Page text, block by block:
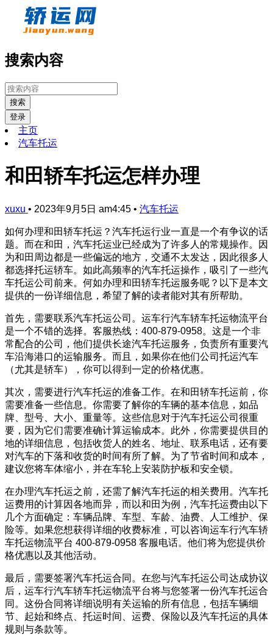
搜索内容
搜索
登录
主页
汽车托运
和田轿车托运怎样办理
xuxu • 2023年9月5日 am4:45 • 汽车托运
如何办理和田轿车托运？汽车托运行业一直是一个有争议的话
题。而在和田，汽车托运业已经成为了许多人的常规操作。因
为和田周边都是一些偏远的地方，交通不太发达，因此很多人
都选择托运轿车。如此高频率的汽车托运操作，吸引了一些汽
车托运公司前来。何如办理和田轿车托运服务呢？以下是本文
提供的一份详细信息，希望了解的读者能对其有所帮助。
首先，需要联系汽车托运公司。运车行汽车轿车托运物流平台
是一个不错的选择。客服热线：400-879-0958。这是一个非
常配合的公司，他们提供长途汽车托运服务，负责所有重要汽
车沿海港口的运输服务。而且，如果你在他们公司托运汽车
（尤其是轿车），你可以得到一定的价格优惠。
其次，需要进行汽车托运的准备工作。在和田轿车托运前，你
需要准备一些信息。你需要了解你的车辆的基本信息，如品
牌、型号、大小、重量等。这些信息对于汽车托运公司很重
要，因为它们需要准确计算运输成本。此外，你需要提供目的
地的详细信息，包括收货人的姓名、地址、联系电话，还有要
对汽车的下落和收货的时间有所了解。为了节省时间和成本，
建议您将车体缩小，并在车轮上安装防护板和安全锁。
在办理汽车托运之前，还需了解汽车托运的相关费用。汽车托
运费用的计算因各地而异，而以和田为例，汽车托运费由以下
几个方面确定：车辆品牌、车型、车龄、油费、人工维护、保
险等。如果您想获得详细的收费标准，可以咨询运车行汽车轿
车托运物流平台 400-879-0958 客服电话。他们将为您提供价
格优惠以及其他活动。
最后，需要签署汽车托运合同。在您与汽车托运公司达成协议
后，运车行汽车轿车托运物流平台将与您签署一份汽车托运合
同。这份合同将详细说明有关运输的所有信息，包括车辆细
节、起始和终点、托运时间、运费、保险以及汽车托运的具体
规则与条款等。